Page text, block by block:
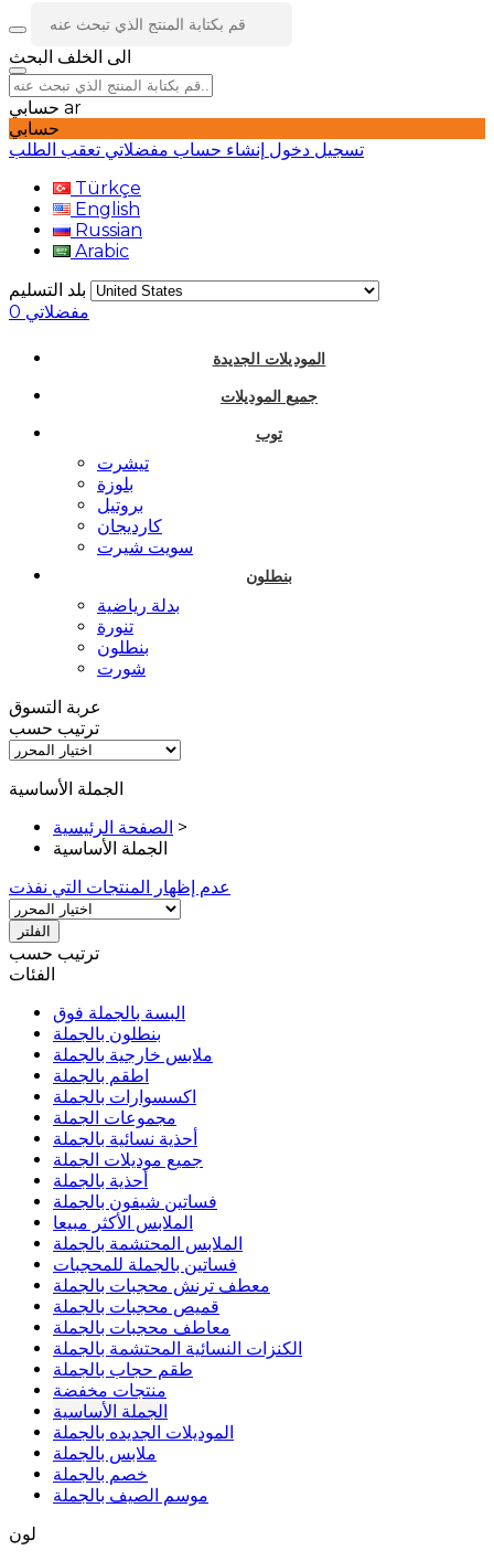
الى الخلف البحث
ar
حسابي
تسجيل دخول إنشاء حساب مفضلاتي تعقب الطلب
Türkçe
English
Russian
Arabic
بلد التسليم
مفضلاتي 0
الموديلات الجديدة
جميع الموديلات
توب
تيشرت
بلوزة
بروتيل
كارديجان
سويت شيرت
بنطلون
بدلة رياضية
تنورة
بنطلون
شورت
عربة التسوق
ترتيب حسب
الجملة الأساسية
الصفحة الرئيسية >
الجملة الأساسية
عدم إظهار المنتجات التي نفذت
الفلتر
ترتيب حسب
الفئات
البسة بالجملة فوق
بنطلون بالجملة
ملابس خارجية بالجملة
اطقم بالجملة
اكسسوارات بالجملة
مجموعات الجملة
أحذية نسائية بالجملة
جميع موديلات الجملة
أحذية بالجملة
فساتين شيفون بالجملة
الملابس الأكثر مبيعا
الملابس المحتشمة بالجملة
فساتين بالجملة للمحجبات
معطف ترنش محجبات بالجملة
قميص محجبات بالجملة
معاطف محجبات بالجملة
الكنزات النسائية المحتشمة بالجملة
طقم حجاب بالجملة
منتجات مخفضة
الجملة الأساسية
الموديلات الجديده بالجملة
ملابس بالجملة
خصم بالجملة
موسم الصيف بالجملة
لون